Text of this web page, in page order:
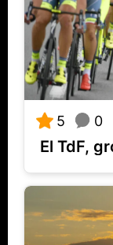
5 0
El TdF,